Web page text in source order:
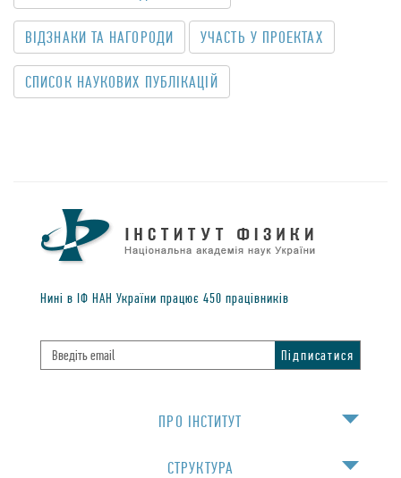
ВІДЗНАКИ ТА НАГОРОДИ УЧАСТЬ У ПРОЕКТАХ
CПИСОК НАУКОВИХ ПУБЛIКАЦIЙ
Нинi в IФ НАН України працює 450 працiвникiв
ПРО IНСТИТУТ
СТРУКТУРА